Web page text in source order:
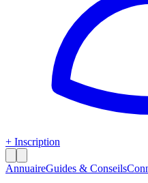
+ Inscription
AnnuaireGuides & Conseils